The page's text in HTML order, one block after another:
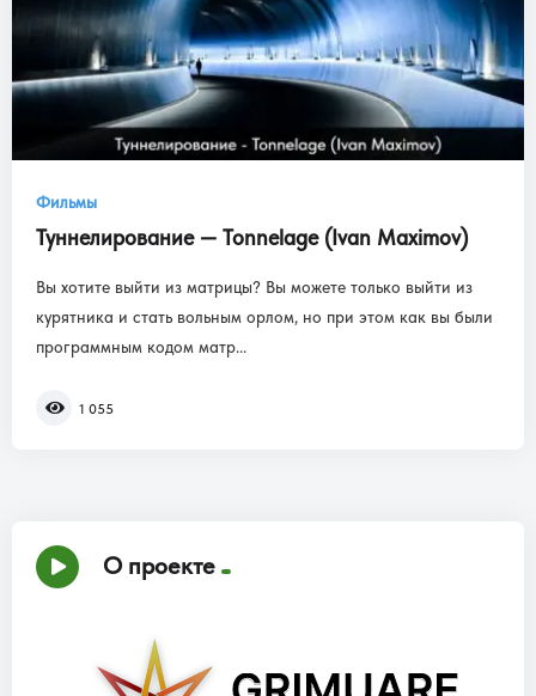
Фильмы
Туннелирование — Tonnelage (Ivan Maximov)
Вы хотите выйти из матрицы? Вы можете только выйти из
курятника и стать вольным орлом, но при этом как вы были
программным кодом матр...
1 055
О проекте